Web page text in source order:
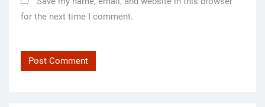
for the next time I comment.